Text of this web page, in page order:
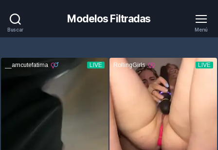
Buscar
Modelos Filtradas
Menú